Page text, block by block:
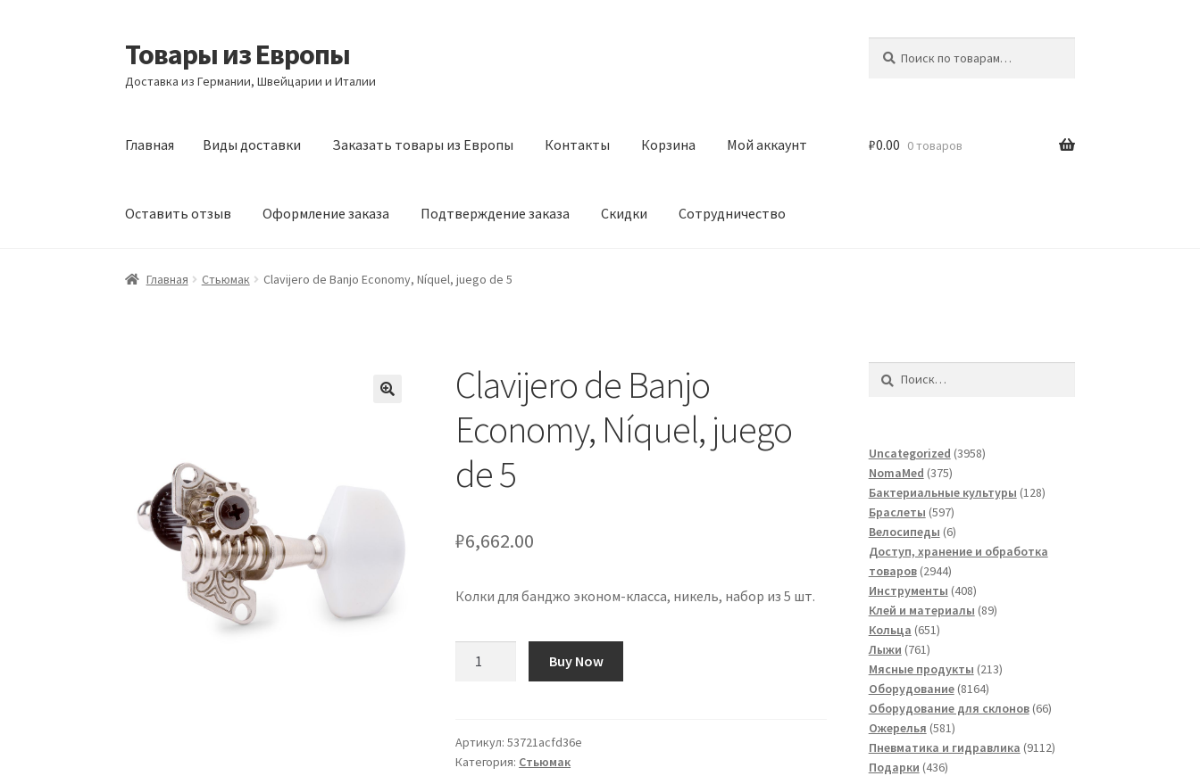
Перейти
к
навигации
Перейти
к
содержимому
Товары из Европы
Доставка из Германии, Швейцарии и Италии
Главная Виды доставки Заказать товары из Европы Контакты Корзина Мой аккаунт
Оставить отзыв Оформление заказа Подтверждение заказа Скидки Сотрудничество
Главная Виды доставки Заказать товары из Европы Контакты
₽0.00 0 товаров
Главная Стьюмак Clavijero de Banjo Economy, Níquel, juego de 5
Clavijero de Banjo
Economy, Níquel, juego
de 5
₽6,662.00
Колки для банджо эконом-класса, никель, набор из 5 шт.
Banjo
Economy,
Buy Now
Артикул:53721acfd36e
Категория: Стьюмак
Uncategorized 39583958
NomaMed 375375
товаров
Бактериальные культуры 128128
Браслеты 597597
товаров
Велосипеды 66
товаров
Доступ, хранение и обработка
товаров 29442944
товара
Инструменты 408408
товаров
Клей и материалы 8989
Кольца 651651
Лыжи 761761
товар
Мясные продукты 213213
Оборудование 81648164
товара
Оборудование для склонов 6666
Ожерелья 581581
товар
Пневматика и гидравлика 91129112
Подарки 436436